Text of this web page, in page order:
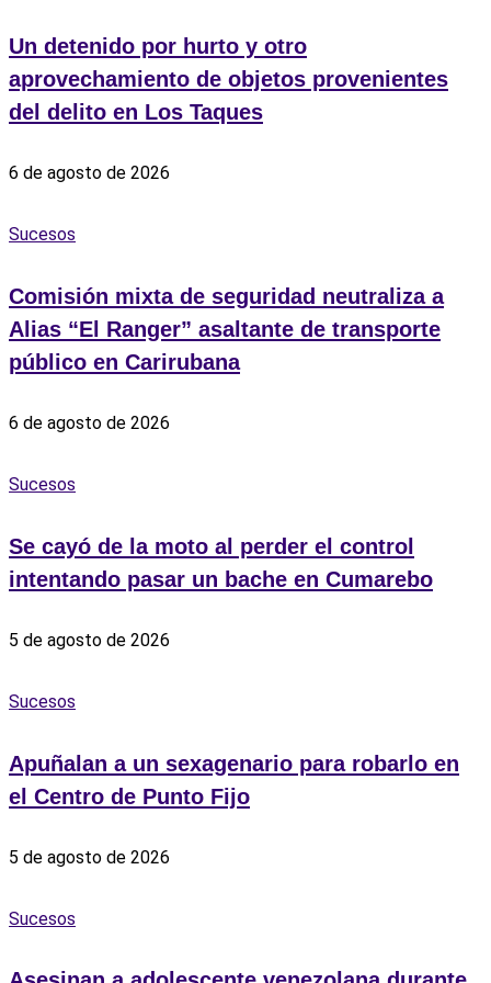
Un detenido por hurto y otro
aprovechamiento de objetos provenientes
del delito en Los Taques
6 de agosto de 2026
Sucesos
Comisión mixta de seguridad neutraliza a
Alias “El Ranger” asaltante de transporte
público en Carirubana
6 de agosto de 2026
Sucesos
Se cayó de la moto al perder el control
intentando pasar un bache en Cumarebo
5 de agosto de 2026
Sucesos
Apuñalan a un sexagenario para robarlo en
el Centro de Punto Fijo
5 de agosto de 2026
Sucesos